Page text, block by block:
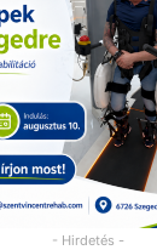
- Hirdetés -